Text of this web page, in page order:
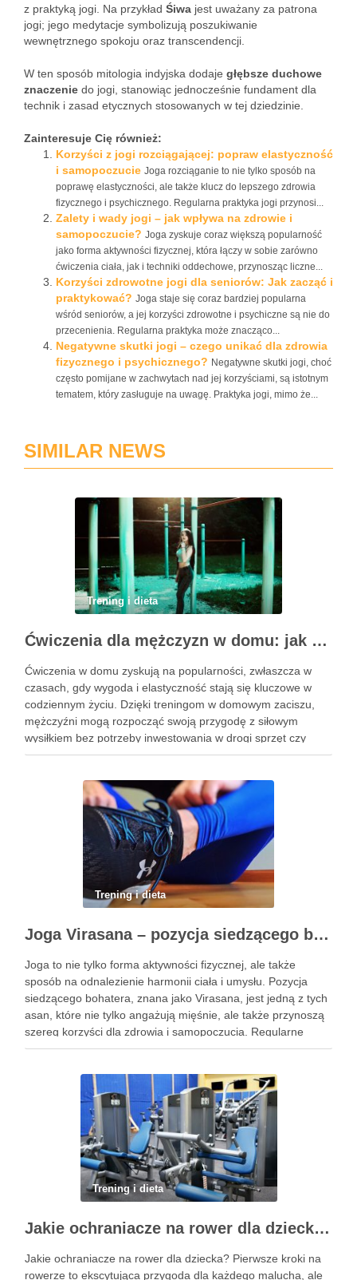
z praktyką jogi. Na przykład Śiwa jest uważany za patrona
jogi; jego medytacje symbolizują poszukiwanie
wewnętrznego spokoju oraz transcendencji.
W ten sposób mitologia indyjska dodaje głębsze duchowe
znaczenie do jogi, stanowiąc jednocześnie fundament dla
technik i zasad etycznych stosowanych w tej dziedzinie.
Zainteresuje Cię również:
Korzyści z jogi rozciągającej: popraw elastyczność
i samopoczucie Joga rozciąganie to nie tylko sposób na
poprawę elastyczności, ale także klucz do lepszego zdrowia
fizycznego i psychicznego. Regularna praktyka jogi przynosi...
Zalety i wady jogi – jak wpływa na zdrowie i
samopoczucie? Joga zyskuje coraz większą popularność
jako forma aktywności fizycznej, która łączy w sobie zarówno
ćwiczenia ciała, jak i techniki oddechowe, przynosząc liczne...
Korzyści zdrowotne jogi dla seniorów: Jak zacząć i
praktykować? Joga staje się coraz bardziej popularna
wśród seniorów, a jej korzyści zdrowotne i psychiczne są nie do
przecenienia. Regularna praktyka może znacząco...
Negatywne skutki jogi – czego unikać dla zdrowia
fizycznego i psychicznego? Negatywne skutki jogi, choć
często pomijane w zachwytach nad jej korzyściami, są istotnym
tematem, który zasługuje na uwagę. Praktyka jogi, mimo że...
SIMILAR NEWS
Trening i dieta
Ćwiczenia dla mężczyzn w domu: jak zacząć i utrzymać motywację
Ćwiczenia w domu zyskują na popularności, zwłaszcza w
czasach, gdy wygoda i elastyczność stają się kluczowe w
codziennym życiu. Dzięki treningom w domowym zaciszu,
mężczyźni mogą rozpocząć swoją przygodę z siłowym
wysiłkiem bez potrzeby inwestowania w drogi sprzęt czy
dojazdy do siłowni. Regularne ćwiczenia, które można
Trening i dieta
Joga Virasana – pozycja siedzącego bohatera i jej korzyści
Joga to nie tylko forma aktywności fizycznej, ale także
sposób na odnalezienie harmonii ciała i umysłu. Pozycja
siedzącego bohatera, znana jako Virasana, jest jedną z tych
asan, które nie tylko angażują mięśnie, ale także przynoszą
szereg korzyści dla zdrowia i samopoczucia. Regularne
praktykowanie tej pozycji może poprawić elastyczność
Trening i dieta
Jakie ochraniacze na rower dla dziecka wybrać? Praktyczny poradnik
Jakie ochraniacze na rower dla dziecka? Pierwsze kroki na
rowerze to ekscytująca przygoda dla każdego malucha, ale